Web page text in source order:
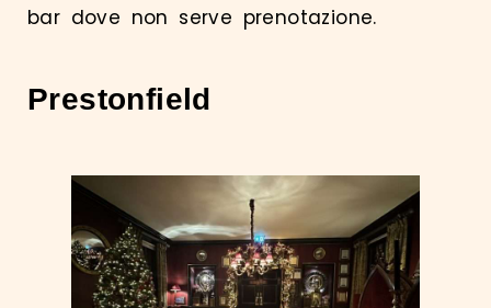
bar dove non serve prenotazione.
Prestonfield